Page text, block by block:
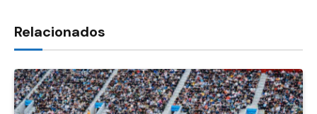
Relacionados